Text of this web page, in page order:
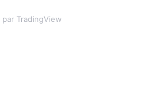
par TradingView